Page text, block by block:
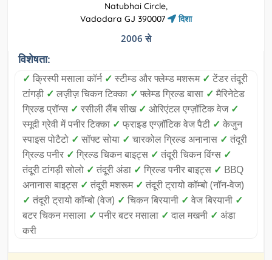
Natubhai Circle,
Vadodara GJ 390007
दिशा
2006 से
विशेषता:
✓ क्रिस्पी मसाला कॉर्न ✓ स्टीम्ड और फ्लेम्ड मशरूम ✓ टेंडर तंदूरी
टांगड़ी ✓ लज़ीज़ चिकन टिक्का ✓ फ्लेम्ड ग्रिल्ड बासा ✓ मैरिनेटेड
ग्रिल्ड प्रॉन्स ✓ रसीली लैंब सीख ✓ ओरिएंटल एग्ज़ॉटिक वेज ✓
स्मूदी ग्रेवी में पनीर टिक्का ✓ फ्राइड एग्ज़ॉटिक वेज पैटी ✓ केजुन
स्पाइस पोटैटो ✓ सॉफ्ट सोया ✓ चारकोल ग्रिल्ड अनानास ✓ तंदूरी
ग्रिल्ड पनीर ✓ ग्रिल्ड चिकन बाइट्स ✓ तंदूरी चिकन विंग्स ✓
तंदूरी टांगड़ी सोलो ✓ तंदूरी अंडा ✓ ग्रिल्ड पनीर बाइट्स ✓ BBQ
अनानास बाइट्स ✓ तंदूरी मशरूम ✓ तंदूरी ट्रायो कॉम्बो (नॉन-वेज)
✓ तंदूरी ट्रायो कॉम्बो (वेज) ✓ चिकन बिरयानी ✓ वेज बिरयानी ✓
बटर चिकन मसाला ✓ पनीर बटर मसाला ✓ दाल मखनी ✓ अंडा
करी